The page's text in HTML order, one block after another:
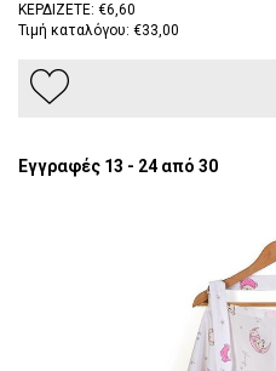
ΚΕΡΔΙΖΕΤΕ: €6,60
Τιμή καταλόγου: €33,00
Εγγραφές 13 - 24 από 30